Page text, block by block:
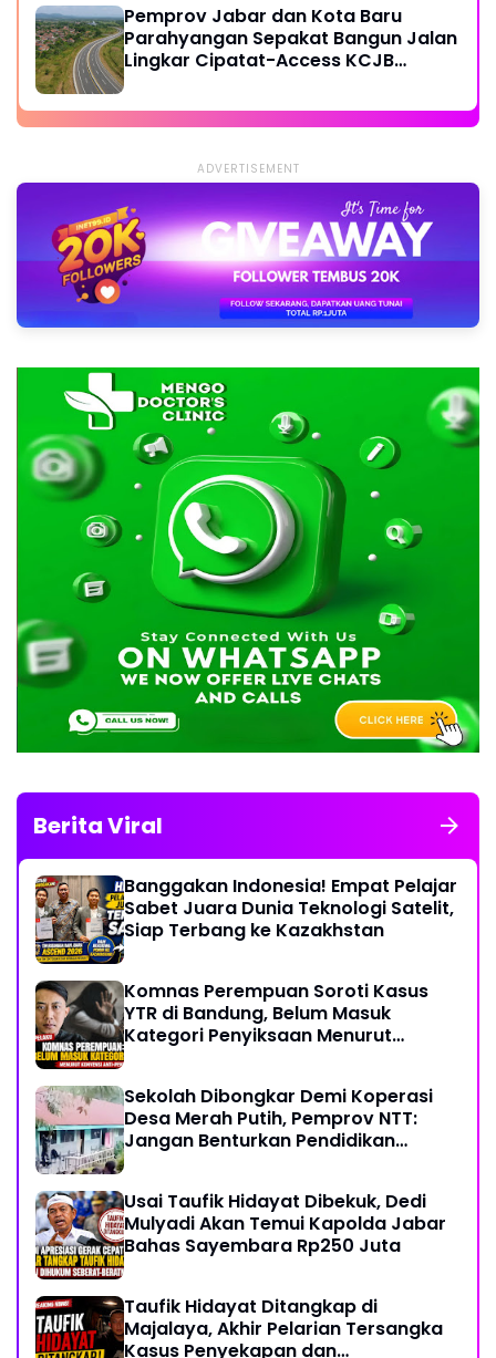
Pemprov Jabar dan Kota Baru
Parahyangan Sepakat Bangun Jalan
Lingkar Cipatat-Access KCJB
ADVERTISEMENT
Berita Viral
Banggakan Indonesia! Empat Pelajar
Sabet Juara Dunia Teknologi Satelit,
Siap Terbang ke Kazakhstan
Komnas Perempuan Soroti Kasus
YTR di Bandung, Belum Masuk
Kategori Penyiksaan Menurut
Sekolah Dibongkar Demi Koperasi
Desa Merah Putih, Pemprov NTT:
Jangan Benturkan Pendidikan
Usai Taufik Hidayat Dibekuk, Dedi
Mulyadi Akan Temui Kapolda Jabar
Bahas Sayembara Rp250 Juta
Taufik Hidayat Ditangkap di
Majalaya, Akhir Pelarian Tersangka
Kasus Penyekapan dan